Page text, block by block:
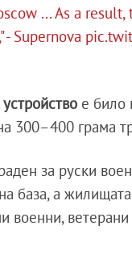
... As a
Supernova
е било
300–400 грама
за руски
база, а
военни,